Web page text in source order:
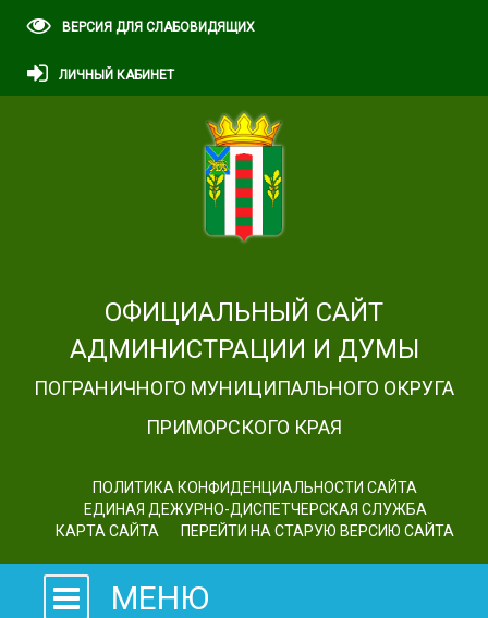
ВЕРСИЯ ДЛЯ СЛАБОВИДЯЩИХ
ЛИЧНЫЙ КАБИНЕТ
ОФИЦИАЛЬНЫЙ САЙТ
АДМИНИСТРАЦИИ И ДУМЫ
ПОГРАНИЧНОГО МУНИЦИПАЛЬНОГО ОКРУГА
ПРИМОРСКОГО КРАЯ
ПОЛИТИКА КОНФИДЕНЦИАЛЬНОСТИ САЙТА
ЕДИНАЯ ДЕЖУРНО-ДИСПЕТЧЕРСКАЯ СЛУЖБА
КАРТА САЙТА
ПЕРЕЙТИ НА СТАРУЮ ВЕРСИЮ САЙТА
МЕНЮ